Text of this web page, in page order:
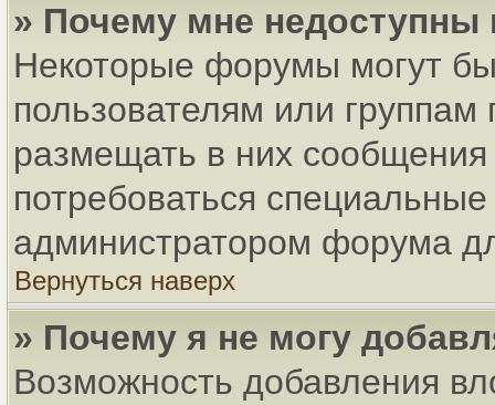
» Почему мне
Некоторые форумы могут
пользователям или
размещать в них
потребоваться
администратором форума
Вернуться наверх
» Почему я не могу
Возможность добавления